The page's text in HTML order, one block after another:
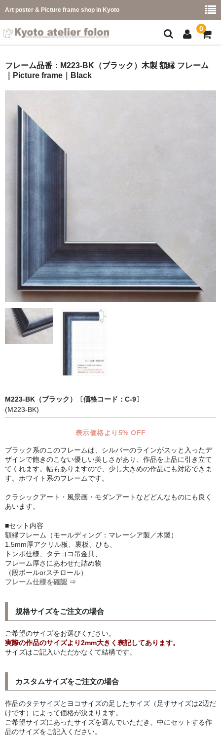
Art poster & Picture frame shop in Kyoto
0
フレーム一覧
イメージ別
フレーム幅別
価格コード別
こどもさくひんフレーム
幅広マット付額縁フレーム-展覧会などに-
マット付額縁フレーム-おしゃれな空間に-
オプション品
仕様変更
マット・インナー
吊りフック
吊り金具＆ヒモセット
LP・CDフレーム
シンプルLPフレームセット
CD紙ジャケフレーム
アートポスター
Instagram紹介商品
エンゾ・マーリ【Enzo Mari】
ダネーゼ【DANESE MILANO】
アンディ・ウォーホル
Folon
猫・ねこ・ネコ
額装品
額装品一覧
フレーム品番：M223-BK（ブラック）木製 額縁 フレーム
｜Picture frame｜Black
M223-BK（ブラック）〔価格コード：C-9〕
(M223-BK)
表示価格より5% OFF
ブラック系のこのフレームは、シルバーのラインがスッと入ったデ
ザインで飽きのこない優しい美しさがあり、作品を上品に引き立て
てくれます。幅もありますので、少し大きめの作品にも対応できま
す。ホワイト系のフレームです。
クラシックアート・風景画・モダンアートなどどんなものにも良く
あいます。
■セット内容
額縁フレーム（モールディング：マレーシア製／木製）
1.5mm厚アクリル板、裏板、ひも、
トンボ仕様、タテヨコ吊金具、
フレーム厚さにあわせた詰め物
（段ボールorスチロール）
フレーム仕様を確認 ⇒
規格サイズをご注文の場合
ご希望のサイズをお選びください。
実際の作品のサイズより2mm大きく表記してあります。
サイズはご記入いただかなくて結構です。
カスタムサイズをご注文の場合
作品のタテサイズとヨコサイズの足したサイズ（足すサイズは2辺だ
けです）によって価格が決まります。
ご希望サイズにあったサイズを選んでいただき、中にセットする作
品のサイズをご記入ください。